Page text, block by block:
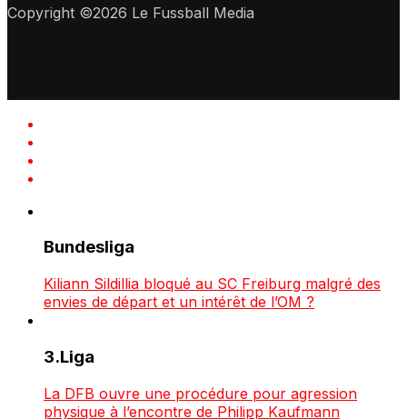
Copyright ©2026 Le Fussball Media
Bundesliga
Kiliann Sildillia bloqué au SC Freiburg malgré des
envies de départ et un intérêt de l’OM ?
3.Liga
La DFB ouvre une procédure pour agression
physique à l’encontre de Philipp Kaufmann